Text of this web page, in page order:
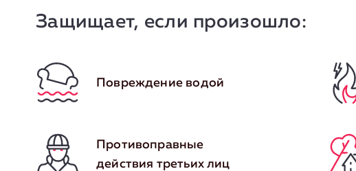
Защищает, если произошло:
Повреждение водой
Противоправные
действия третьих лиц